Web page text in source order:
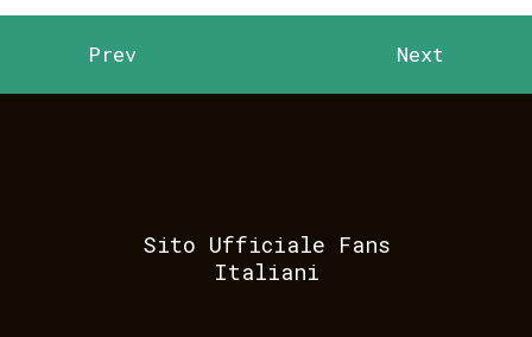
Prev Next
Sito Ufficiale Fans
Italiani